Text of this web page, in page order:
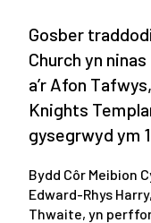
Gosber
Church yn
a’r Afon
Knights
gysegrwyd ym
Bydd Côr Meibion
Edward-Rhys
Thwaite, yn